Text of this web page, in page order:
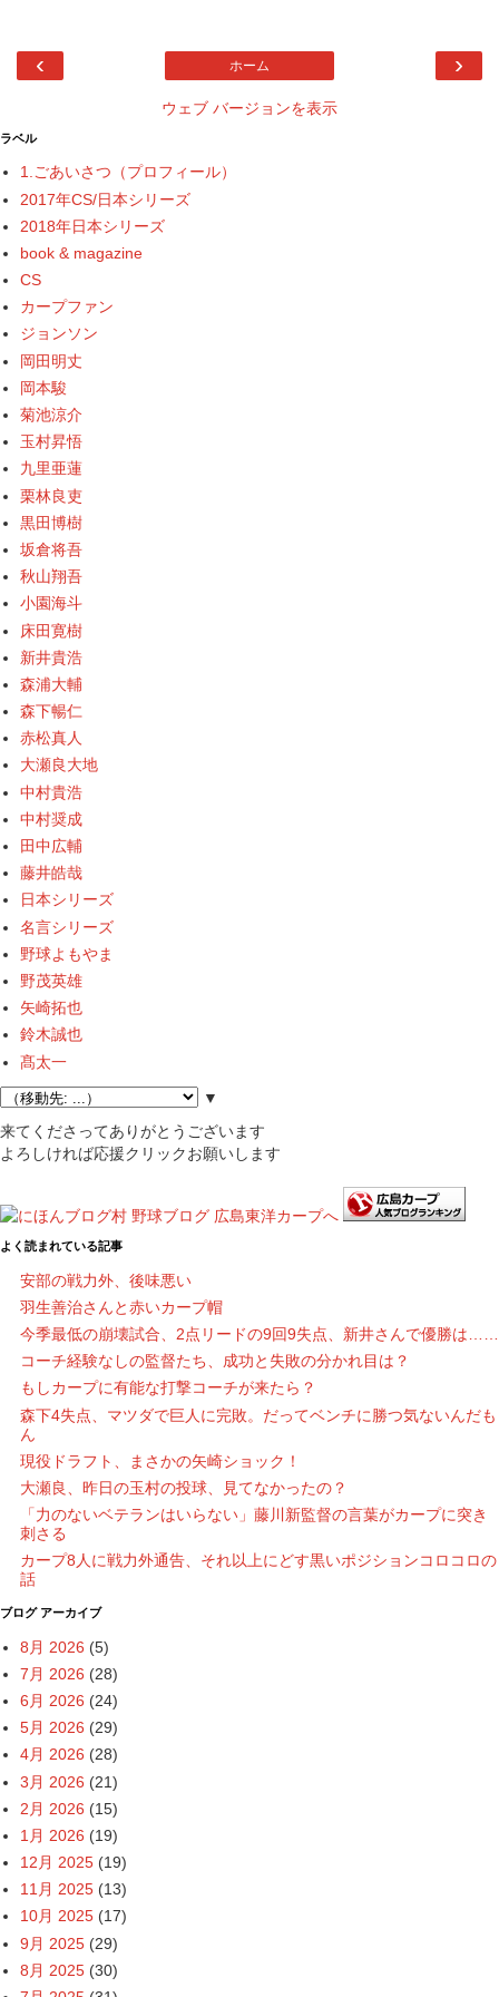
‹ ›
ホーム
ウェブ バージョンを表示
ラベル
1.ごあいさつ（プロフィール）
2017年CS/日本シリーズ
2018年日本シリーズ
book & magazine
CS
カープファン
ジョンソン
岡田明丈
岡本駿
菊池涼介
玉村昇悟
九里亜蓮
栗林良吏
黒田博樹
坂倉将吾
秋山翔吾
小園海斗
床田寛樹
新井貴浩
森浦大輔
森下暢仁
赤松真人
大瀬良大地
中村貴浩
中村奨成
田中広輔
藤井皓哉
日本シリーズ
名言シリーズ
野球よもやま
野茂英雄
矢崎拓也
鈴木誠也
髙太一
▼
来てくださってありがとうございます
よろしければ応援クリックお願いします
よく読まれている記事
安部の戦力外、後味悪い
羽生善治さんと赤いカープ帽
今季最低の崩壊試合、2点リードの9回9失点、新井さんで優勝は……
コーチ経験なしの監督たち、成功と失敗の分かれ目は？
もしカープに有能な打撃コーチが来たら？
森下4失点、マツダで巨人に完敗。だってベンチに勝つ気ないんだも
ん
現役ドラフト、まさかの矢崎ショック！
大瀬良、昨日の玉村の投球、見てなかったの？
「力のないベテランはいらない」藤川新監督の言葉がカープに突き
刺さる
カープ8人に戦力外通告、それ以上にどす黒いポジションコロコロの
話
ブログ アーカイブ
8月 2026 (5)
7月 2026 (28)
6月 2026 (24)
5月 2026 (29)
4月 2026 (28)
3月 2026 (21)
2月 2026 (15)
1月 2026 (19)
12月 2025 (19)
11月 2025 (13)
10月 2025 (17)
9月 2025 (29)
8月 2025 (30)